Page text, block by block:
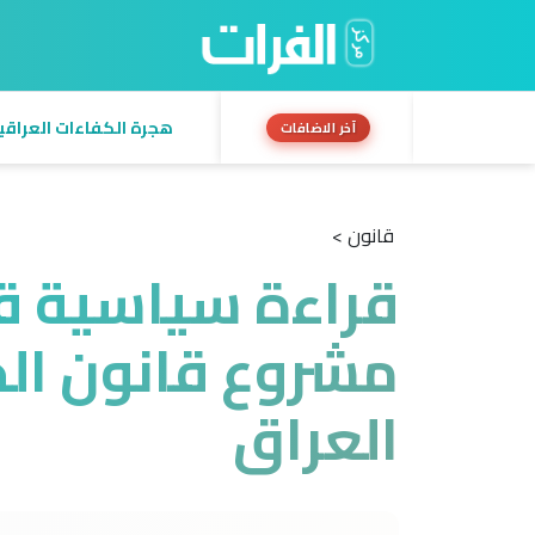
آخر الاضافات هجرة الكفاءات
قانون >
قراءة سياسية
مشروع قانون
العراق